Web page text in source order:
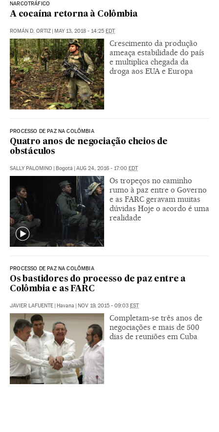
NARCOTRÁFICO
A cocaína retorna à Colômbia
ROMÁN D. ORTIZ | MAY 13, 2018 - 14:25 EDT
Crescimento da produção
ameaça estabilidade do país
e multiplica chegada da
droga aos EUA e Europa
PROCESSO DE PAZ NA COLÔMBIA
Quatro anos de negociação cheios de
obstáculos
SALLY PALOMINO | Bogotá | AUG 24, 2016 - 17:00 EDT
Os tropeços no caminho
rumo à paz entre o Governo
e as FARC geravam muitas
dúvidas Hoje o acordo é uma
realidade
PROCESSO DE PAZ NA COLÔMBIA
Os bastidores do processo de paz entre a
Colômbia e as FARC
JAVIER LAFUENTE | Havana | NOV 19, 2015 - 09:03 EST
Completam-se três anos de
negociações e mais de 500
dias de reuniões em Cuba